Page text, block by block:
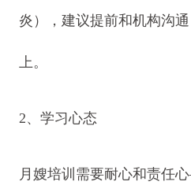
炎），建议提前和机构沟
上。
2、学习心态
月嫂培训需要耐心和责任